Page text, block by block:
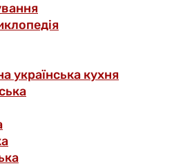
українська кухня